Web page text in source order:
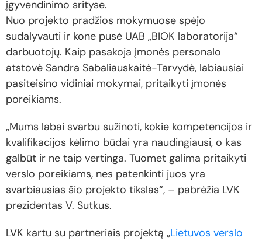
įgyvendinimo srityse.
Nuo projekto pradžios mokymuose spėjo
sudalyvauti ir kone pusė UAB „BIOK laboratorija“
darbuotojų. Kaip pasakoja įmonės personalo
atstovė Sandra Sabaliauskaitė-Tarvydė, labiausiai
pasiteisino vidiniai mokymai, pritaikyti įmonės
poreikiams.
„Mums labai svarbu sužinoti, kokie kompetencijos ir
kvalifikacijos kėlimo būdai yra naudingiausi, o kas
galbūt ir ne taip vertinga. Tuomet galima pritaikyti
verslo poreikiams, nes patenkinti juos yra
svarbiausias šio projekto tikslas“, – pabrėžia LVK
prezidentas V. Sutkus.
LVK kartu su partneriais projektą „Lietuvos verslo